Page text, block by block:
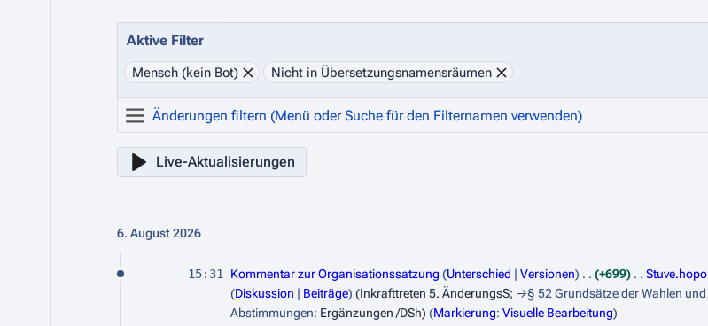
Aktive Filter
Mensch (kein Bot) Nicht in Übersetzungsnamensräumen
Live-Aktualisierungen
6. August 2026
15:31 Kommentar zur Organisationssatzung Unterschied Versionen +699
Stuve.hopo
Diskussion
Beiträge (Inkrafttreten 5. ÄnderungsS; →§ 52 Grundsätze der Wahlen und
Abstimmungen: Ergänzungen /DSh) Markierung: Visuelle Bearbeitung